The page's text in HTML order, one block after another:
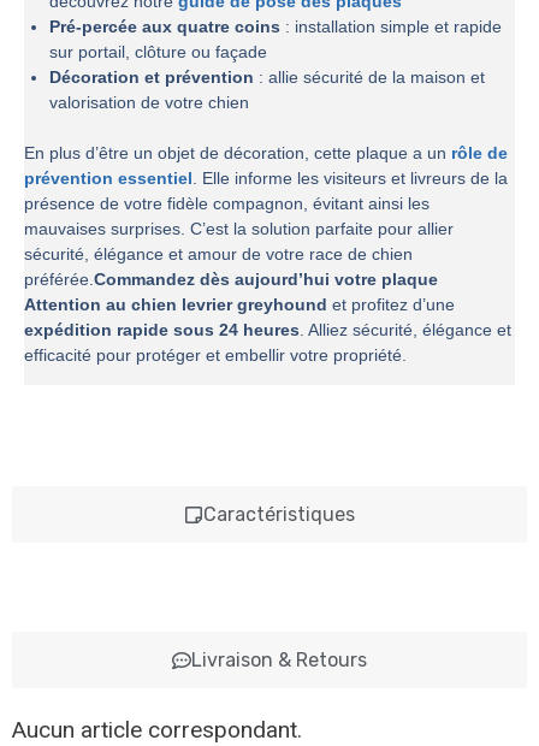
Caractéristiques
Livraison & Retours
Pré-percée aux quatre coins : installation simple et rapide
sur portail, clôture ou façade
Décoration et prévention : allie sécurité de la maison et
valorisation de votre chien
En plus d’être un objet de décoration, cette plaque a un rôle de
prévention essentiel. Elle informe les visiteurs et livreurs de la
présence de votre fidèle compagnon, évitant ainsi les
mauvaises surprises. C’est la solution parfaite pour allier
sécurité, élégance et amour de votre race de chien
préférée.Commandez dès aujourd’hui votre plaque
Attention au chien levrier greyhound et profitez d’une
expédition rapide sous 24 heures. Alliez sécurité, élégance et
efficacité pour protéger et embellir votre propriété.
Aucun article correspondant.